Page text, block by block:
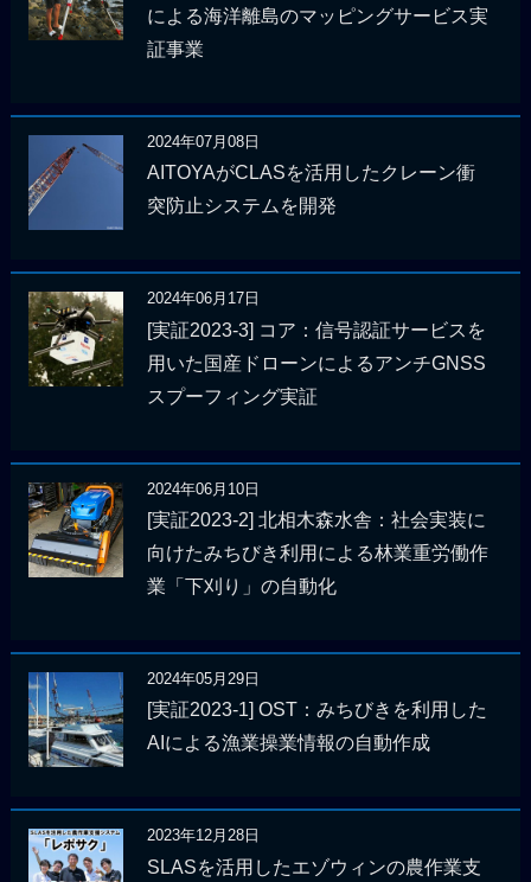
による海洋離島のマッピングサービス実
証事業
2024年07月08日
AITOYAがCLASを活用したクレーン衝
突防止システムを開発
2024年06月17日
[実証2023-3] コア：信号認証サービスを
用いた国産ドローンによるアンチGNSS
スプーフィング実証
2024年06月10日
[実証2023-2] 北相木森水舎：社会実装に
向けたみちびき利用による林業重労働作
業「下刈り」の自動化
2024年05月29日
[実証2023-1] OST：みちびきを利用した
AIによる漁業操業情報の自動作成
2023年12月28日
SLASを活用したエゾウィンの農作業支